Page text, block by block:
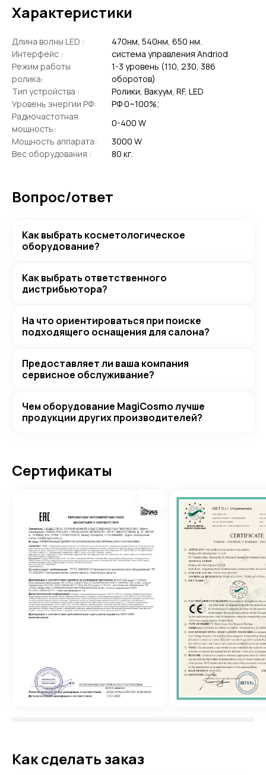
Характеристики
Длина волны LED :
470нм, 540нм, 650 нм.
Интерфейс :
система управления Andriod
Режим работы
ролика:
1-3 уровень (110, 230, 386
оборотов)
Тип устройства :
Ролики, Вакуум, RF, LED
Уровень энергии РФ:
РФ 0~100%;
Радиочастотная
мощность:
0-400 W
Мощность аппарата:
3000 W
Вес оборудования :
80 кг.
Вопрос/ответ
Как выбрать косметологическое
оборудование?
Как выбрать ответственного
дистрибьютора?
На что ориентироваться при поиске
подходящего оснащения для салона?
Предоставляет ли ваша компания
сервисное обслуживание?
Чем оборудование MagiCosmo лучше
продукции других производителей?
Сертификаты
Как сделать заказ